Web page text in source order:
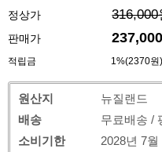
정상가 316,000
판매가
적립금 1%(2370원)
원산지
뉴질랜드
배송
무료배송 /
소비기한
2028년 7월